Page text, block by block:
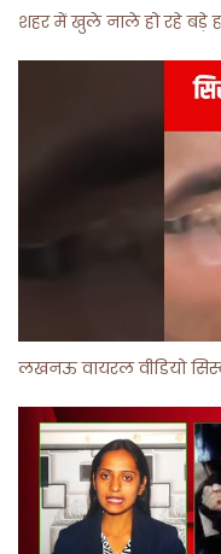
शहर में खुले नाले हो रहे बड़े
लखनऊ वायरल वीडियो